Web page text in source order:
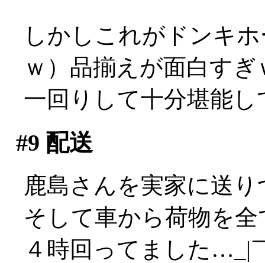
しかしこれがドンキ
ｗ）品揃えが面白すぎ
一回りして十分堪能
#9 配送
鹿島さんを実家に送
そして車から荷物を
４時回ってました…_|